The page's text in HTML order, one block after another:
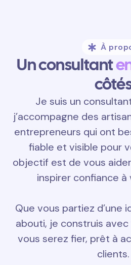
À
Un consultant
Je suis un
j’accompagne des
entrepreneurs qui ont
fiable et visible pour
objectif est de vous
inspirer confiance à
Que vous partiez d’une
abouti, je construis
vous serez fier, prêt à
clients.